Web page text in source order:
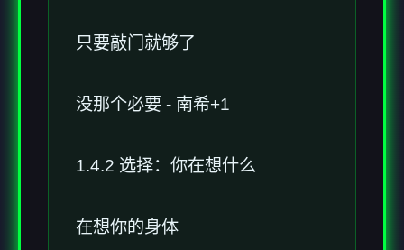
只要敲门就够了
没那个必要 - 南希+1
1.4.2 选择：你在想什么
在想你的身体